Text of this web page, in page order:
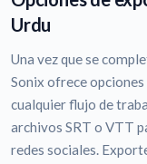
Urdu
Una vez que se
Sonix ofrece
cualquier flujo de
archivos SRT o VTT
redes sociales.